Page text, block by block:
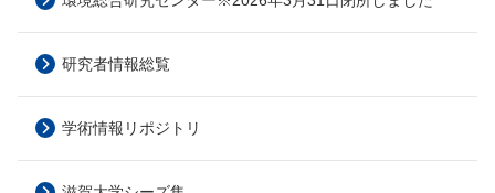
研究者情報総覧
学術情報リポジトリ